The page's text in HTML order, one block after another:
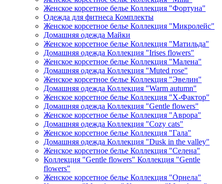
Женское корсетное белье Коллекция "Фортуна"
Одежда для фитнеса Комплекты
Женское корсетное белье Коллекция "Микролейс"
Домашняя одежда Майки
Женское корсетное белье Коллекция "Матильда"
Домашняя одежда Коллекция "Irises flowers"
Женское корсетное белье Коллекция "Малена"
Домашняя одежда Коллекция "Muted rose"
Женское корсетное белье Коллекция "Эвелин"
Домашняя одежда Коллекция "Warm autumn"
Женское корсетное белье Коллекция "Х-Фактор"
Домашняя одежда Коллекция "Gentle flowers"
Женское корсетное белье Коллекция "Аврора"
Домашняя одежда Коллекция "Cozy cats"
Женское корсетное белье Коллекция "Гала"
Домашняя одежда Коллекция "Dusk in the valley"
Женское корсетное белье Коллекция "Селена"
Коллекция "Gentle flowers" Коллекция "Gentle
flowers"
Женское корсетное белье Коллекция "Орнела"